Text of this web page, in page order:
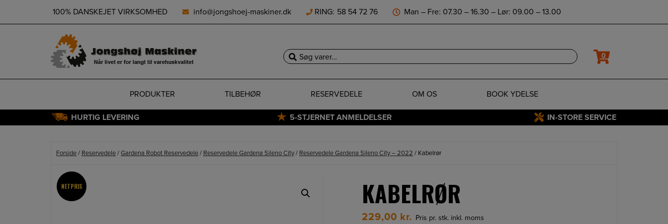
100% DANSKEJET VIRKSOMHED info@jongshoej-maskiner.dk RING: 58 54 72 76 Man – Fre: 07.30 – 16.30 – Lør: 09.00 – 13.00
0
Søg
PRODUKTER TILBEHØR RESERVEDELE OM OS BOOK YDELSE
HURTIG LEVERING 5-STJERNET ANMELDELSER IN-STORE SERVICE
Forside/ Reservedele/Gardena Robot Reservedele/ Reservedele Gardena Sileno City/ Reservedele Gardena Sileno City – 2022 / Kabelrør
NETPRIS KABELRØR
229,00 kr. Pris pr. stk. inkl. moms